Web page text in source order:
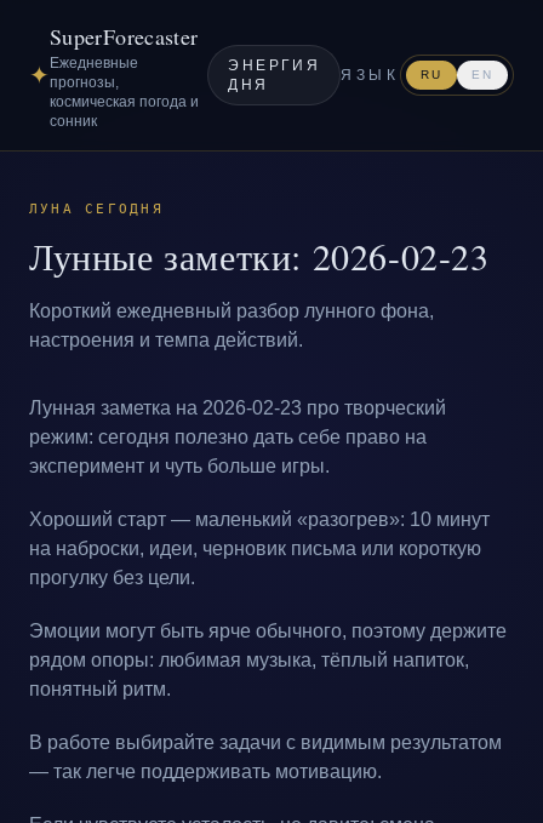
✦
SuperForecaster
Ежедневные
прогнозы,
космическая погода и
сонник
ЭНЕРГИЯ
ДНЯ
ЯЗЫК RU EN
ЛУНА СЕГОДНЯ
Лунные заметки: 2026-02-23
Короткий ежедневный разбор лунного фона,
настроения и темпа действий.
Лунная заметка на 2026-02-23 про творческий
режим: сегодня полезно дать себе право на
эксперимент и чуть больше игры.
Хороший старт — маленький «разогрев»: 10 минут
на наброски, идеи, черновик письма или короткую
прогулку без цели.
Эмоции могут быть ярче обычного, поэтому держите
рядом опоры: любимая музыка, тёплый напиток,
понятный ритм.
В работе выбирайте задачи с видимым результатом
— так легче поддерживать мотивацию.